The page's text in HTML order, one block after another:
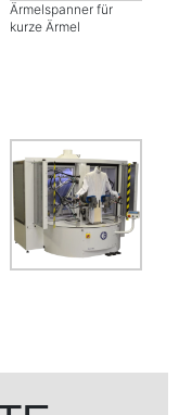
Ärmelspanner für
kurze Ärmel